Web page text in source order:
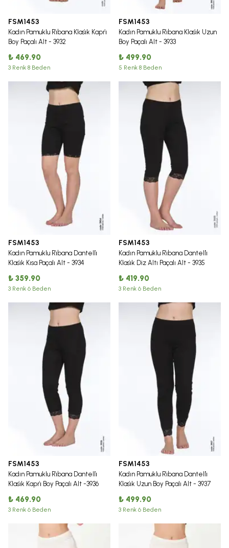
FSM1453
Kadın Pamuklu Ri̇bana Klasi̇k Kapri̇
Boy Paçalı Alt - 3932
₺ 469.90
3 Renk 8 Beden
FSM1453
Kadın Pamuklu Ri̇bana Klasi̇k Uzun
Boy Paçalı Alt - 3933
₺ 499.90
5 Renk 8 Beden
FSM1453
Kadın Pamuklu Ri̇bana Dantelli̇
Klasi̇k Kısa Paçalı Alt - 3934
₺ 359.90
3 Renk 6 Beden
FSM1453
Kadın Pamuklu Ri̇bana Dantelli̇
Klasi̇k Diz Altı Paçalı Alt - 3935
₺ 419.90
3 Renk 6 Beden
FSM1453
Kadın Pamuklu Ri̇bana Dantelli̇
Klasi̇k Kapri̇ Boy Paçalı Alt -3936
₺ 469.90
3 Renk 6 Beden
FSM1453
Kadın Pamuklu Ri̇bana Dantelli̇
Klasi̇k Uzun Boy Paçalı Alt - 3937
₺ 499.90
3 Renk 6 Beden